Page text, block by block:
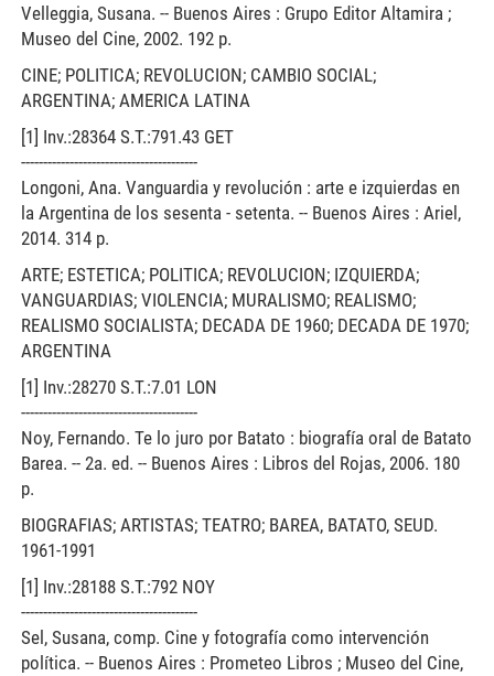
Velleggia, Susana. -- Buenos Aires : Grupo Editor Altamira ;
Museo del Cine, 2002. 192 p.
CINE; POLITICA; REVOLUCION; CAMBIO SOCIAL;
ARGENTINA; AMERICA LATINA
[1] Inv.:28364 S.T.:791.43 GET
----------------------------------------
Longoni, Ana. Vanguardia y revolución : arte e izquierdas en
la Argentina de los sesenta - setenta. -- Buenos Aires : Ariel,
2014. 314 p.
ARTE; ESTETICA; POLITICA; REVOLUCION; IZQUIERDA;
VANGUARDIAS; VIOLENCIA; MURALISMO; REALISMO;
REALISMO SOCIALISTA; DECADA DE 1960; DECADA DE 1970;
ARGENTINA
[1] Inv.:28270 S.T.:7.01 LON
----------------------------------------
Noy, Fernando. Te lo juro por Batato : biografía oral de Batato
Barea. -- 2a. ed. -- Buenos Aires : Libros del Rojas, 2006. 180
p.
BIOGRAFIAS; ARTISTAS; TEATRO; BAREA, BATATO, SEUD.
1961-1991
[1] Inv.:28188 S.T.:792 NOY
----------------------------------------
Sel, Susana, comp. Cine y fotografía como intervención
política. -- Buenos Aires : Prometeo Libros ; Museo del Cine,